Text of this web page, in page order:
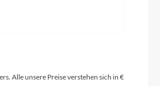
Alle unsere Preise verstehen sich in €